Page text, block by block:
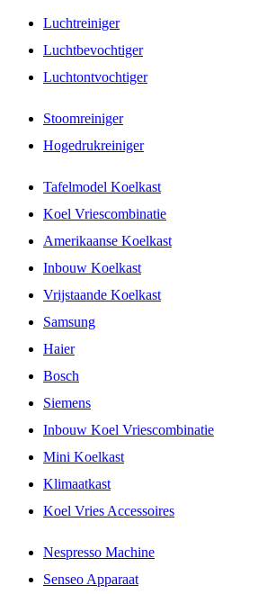
Luchtreiniger
Luchtbevochtiger
Luchtontvochtiger
Stoomreiniger
Hogedrukreiniger
Tafelmodel Koelkast
Koel Vriescombinatie
Amerikaanse Koelkast
Inbouw Koelkast
Vrijstaande Koelkast
Samsung
Haier
Bosch
Siemens
Inbouw Koel Vriescombinatie
Mini Koelkast
Klimaatkast
Koel Vries Accessoires
Nespresso Machine
Senseo Apparaat